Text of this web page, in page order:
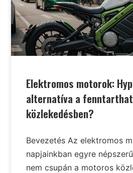
Elektromos motorok:
alternatíva a
közlekedésben?
Bevezetés Az elektromos
napjainkban egyre
nem csupán a motoros